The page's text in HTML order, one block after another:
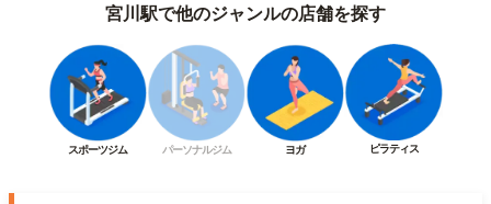
宮川駅で他のジャンルの店舗を探す
スポーツジム パーソナルジム ヨガ ピラティス